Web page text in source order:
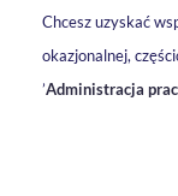
Chcesz uzyskać
okazjonalnej,
’Administracja